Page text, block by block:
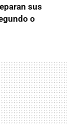
sus
o